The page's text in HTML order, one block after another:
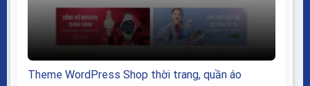
Theme WordPress Shop thời trang, quần áo